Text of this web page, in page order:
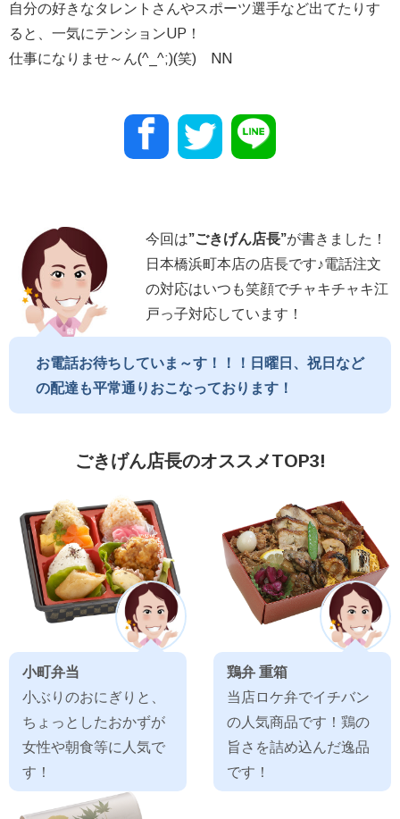
自分の好きなタレントさんやスポーツ選手など出てたりす
ると、一気にテンションUP！
仕事になりませ～ん(^_^;)(笑) NN
今回は”ごきげん店長”が書きました！
日本橋浜町本店の店長です♪電話注文
の対応はいつも笑顔でチャキチャキ江
戸っ子対応しています！
お電話お待ちしていま～す！！！日曜日、祝日など
の配達も平常通りおこなっております！
ごきげん店長のオススメTOP3!
小町弁当
小ぶりのおにぎりと、
ちょっとしたおかずが
女性や朝食等に人気で
す！
鶏弁 重箱
当店ロケ弁でイチバン
の人気商品です！鶏の
旨さを詰め込んだ逸品
です！